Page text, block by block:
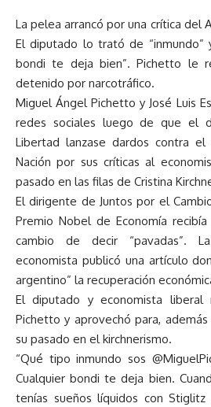
La pelea arrancó por una crítica del
El diputado lo trató de “inmundo”
bondi te deja bien”. Pichetto le
detenido por narcotráfico.
Miguel Ángel Pichetto y José Luis
redes sociales luego de que el
Libertad lanzase dardos contra
Nación por sus críticas al
pasado en las filas de Cristina
El dirigente de Juntos por el
Premio Nobel de Economía
cambio de decir “pavadas”.
economista publicó una artículo
argentino” la recuperación
El diputado y economista liberal
Pichetto y aprovechó para,
su pasado en el kirchnerismo.
“Qué tipo inmundo sos
Cualquier bondi te deja bien.
tenías sueños líquidos con Stiglitz